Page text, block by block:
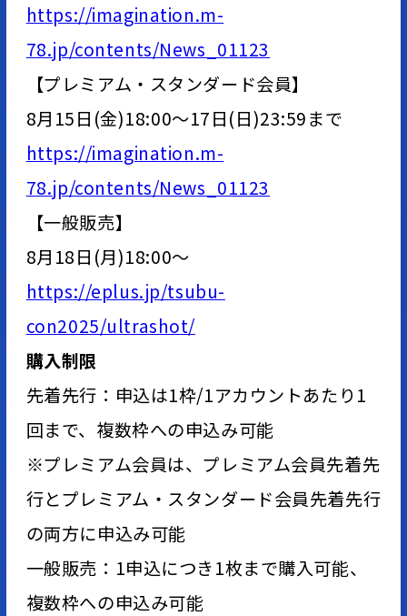
https://imagination.m-
78.jp/contents/News_01123
【プレミアム・スタンダード会員】
8月15日(金)18:00～17日(日)23:59まで
https://imagination.m-
78.jp/contents/News_01123
【一般販売】
8月18日(月)18:00～
https://eplus.jp/tsubu-
con2025/ultrashot/
購入制限
先着先行：申込は1枠/1アカウントあたり1
回まで、複数枠への申込み可能
※プレミアム会員は、プレミアム会員先着先
行とプレミアム・スタンダード会員先着先行
の両方に申込み可能
一般販売：1申込につき1枚まで購入可能、
複数枠への申込み可能